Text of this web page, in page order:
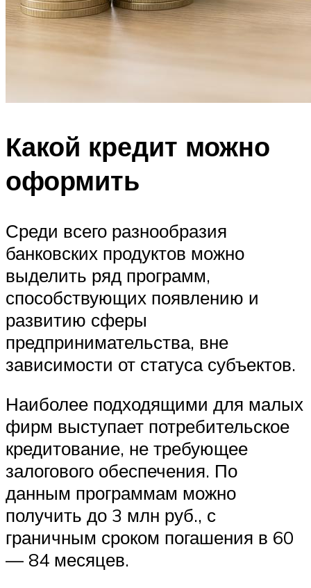
Какой кредит можно
оформить
Среди всего разнообразия
банковских продуктов можно
выделить ряд программ,
способствующих появлению и
развитию сферы
предпринимательства, вне
зависимости от статуса субъектов.
Наиболее подходящими для малых
фирм выступает потребительское
кредитование, не требующее
залогового обеспечения. По
данным программам можно
получить до 3 млн руб., с
граничным сроком погашения в 60
— 84 месяцев.